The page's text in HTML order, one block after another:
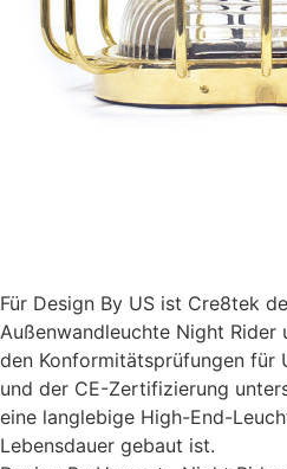
Für Design By US ist Cre8tek
Außenwandleuchte Night Rider
den Konformitätsprüfungen für
und der CE-Zertifizierung
eine langlebige High-End-
Lebensdauer gebaut ist.